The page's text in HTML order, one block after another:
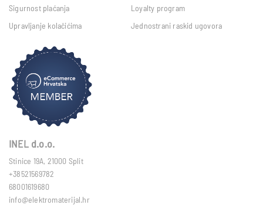
Sigurnost plaćanja
Loyalty program
Upravljanje kolačićima
Jednostrani raskid ugovora
INEL d.o.o.
Stinice 19A, 21000 Split
+38521569782
68001619680
info@elektromaterijal.hr